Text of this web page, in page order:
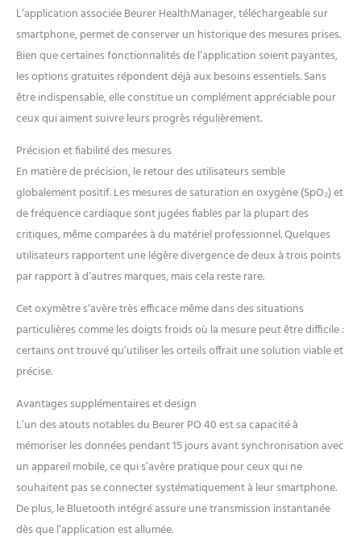
pouvez recommencer la
mesure pour obtenir des
valeurs fiables. produit 1:
Écran couleur pratique :
l'oxymètre de pouls PO 40
de Beurer est équipé d'un
écran couleur facile à lire et
de 7 formats d'affichage.
produit 1: Contrôle de la
santé : l'oxymètre de pouls
convient au contrôle et à la
surveillance régulière de la
saturation en oxygène - les
maladies des voies
respiratoires comme
l'asthme, la BPCO ainsi que
d'autres maladies
entraîner une baisse de la
saturation en oxygène.
produit 2: Mesure
mesure sans contact avec
l'infrarouge pour une
mesure rapide de la
température produit 2:
Mesure hygiénique : La
mesure avec le FT 90 est
hygiénique car,
contrairement au
thermomètre auriculaire, elle
L’application associée Beurer HealthManager, téléchargeable sur
smartphone, permet de conserver un historique des mesures prises.
Bien que certaines fonctionnalités de l’application soient payantes,
les options gratuites répondent déjà aux besoins essentiels. Sans
être indispensable, elle constitue un complément appréciable pour
ceux qui aiment suivre leurs progrès régulièrement.
Précision et fiabilité des mesures
En matière de précision, le retour des utilisateurs semble
globalement positif. Les mesures de saturation en oxygène (SpO₂) et
de fréquence cardiaque sont jugées fiables par la plupart des
critiques, même comparées à du matériel professionnel. Quelques
utilisateurs rapportent une légère divergence de deux à trois points
par rapport à d’autres marques, mais cela reste rare.
Cet oxymètre s’avère très efficace même dans des situations
particulières comme les doigts froids où la mesure peut être difficile :
certains ont trouvé qu’utiliser les orteils offrait une solution viable et
précise.
Avantages supplémentaires et design
L’un des atouts notables du Beurer PO 40 est sa capacité à
mémoriser les données pendant 15 jours avant synchronisation avec
un appareil mobile, ce qui s’avère pratique pour ceux qui ne
souhaitent pas se connecter systématiquement à leur smartphone.
De plus, le Bluetooth intégré assure une transmission instantanée
dès que l’application est allumée.